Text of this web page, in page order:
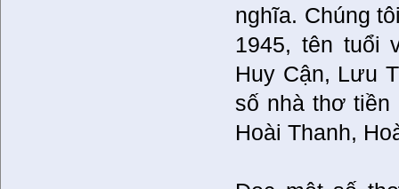
nghĩa. Chúng
1945, tên tuổi
Huy Cận, Lưu
số nhà thơ tiền
Hoài Thanh,